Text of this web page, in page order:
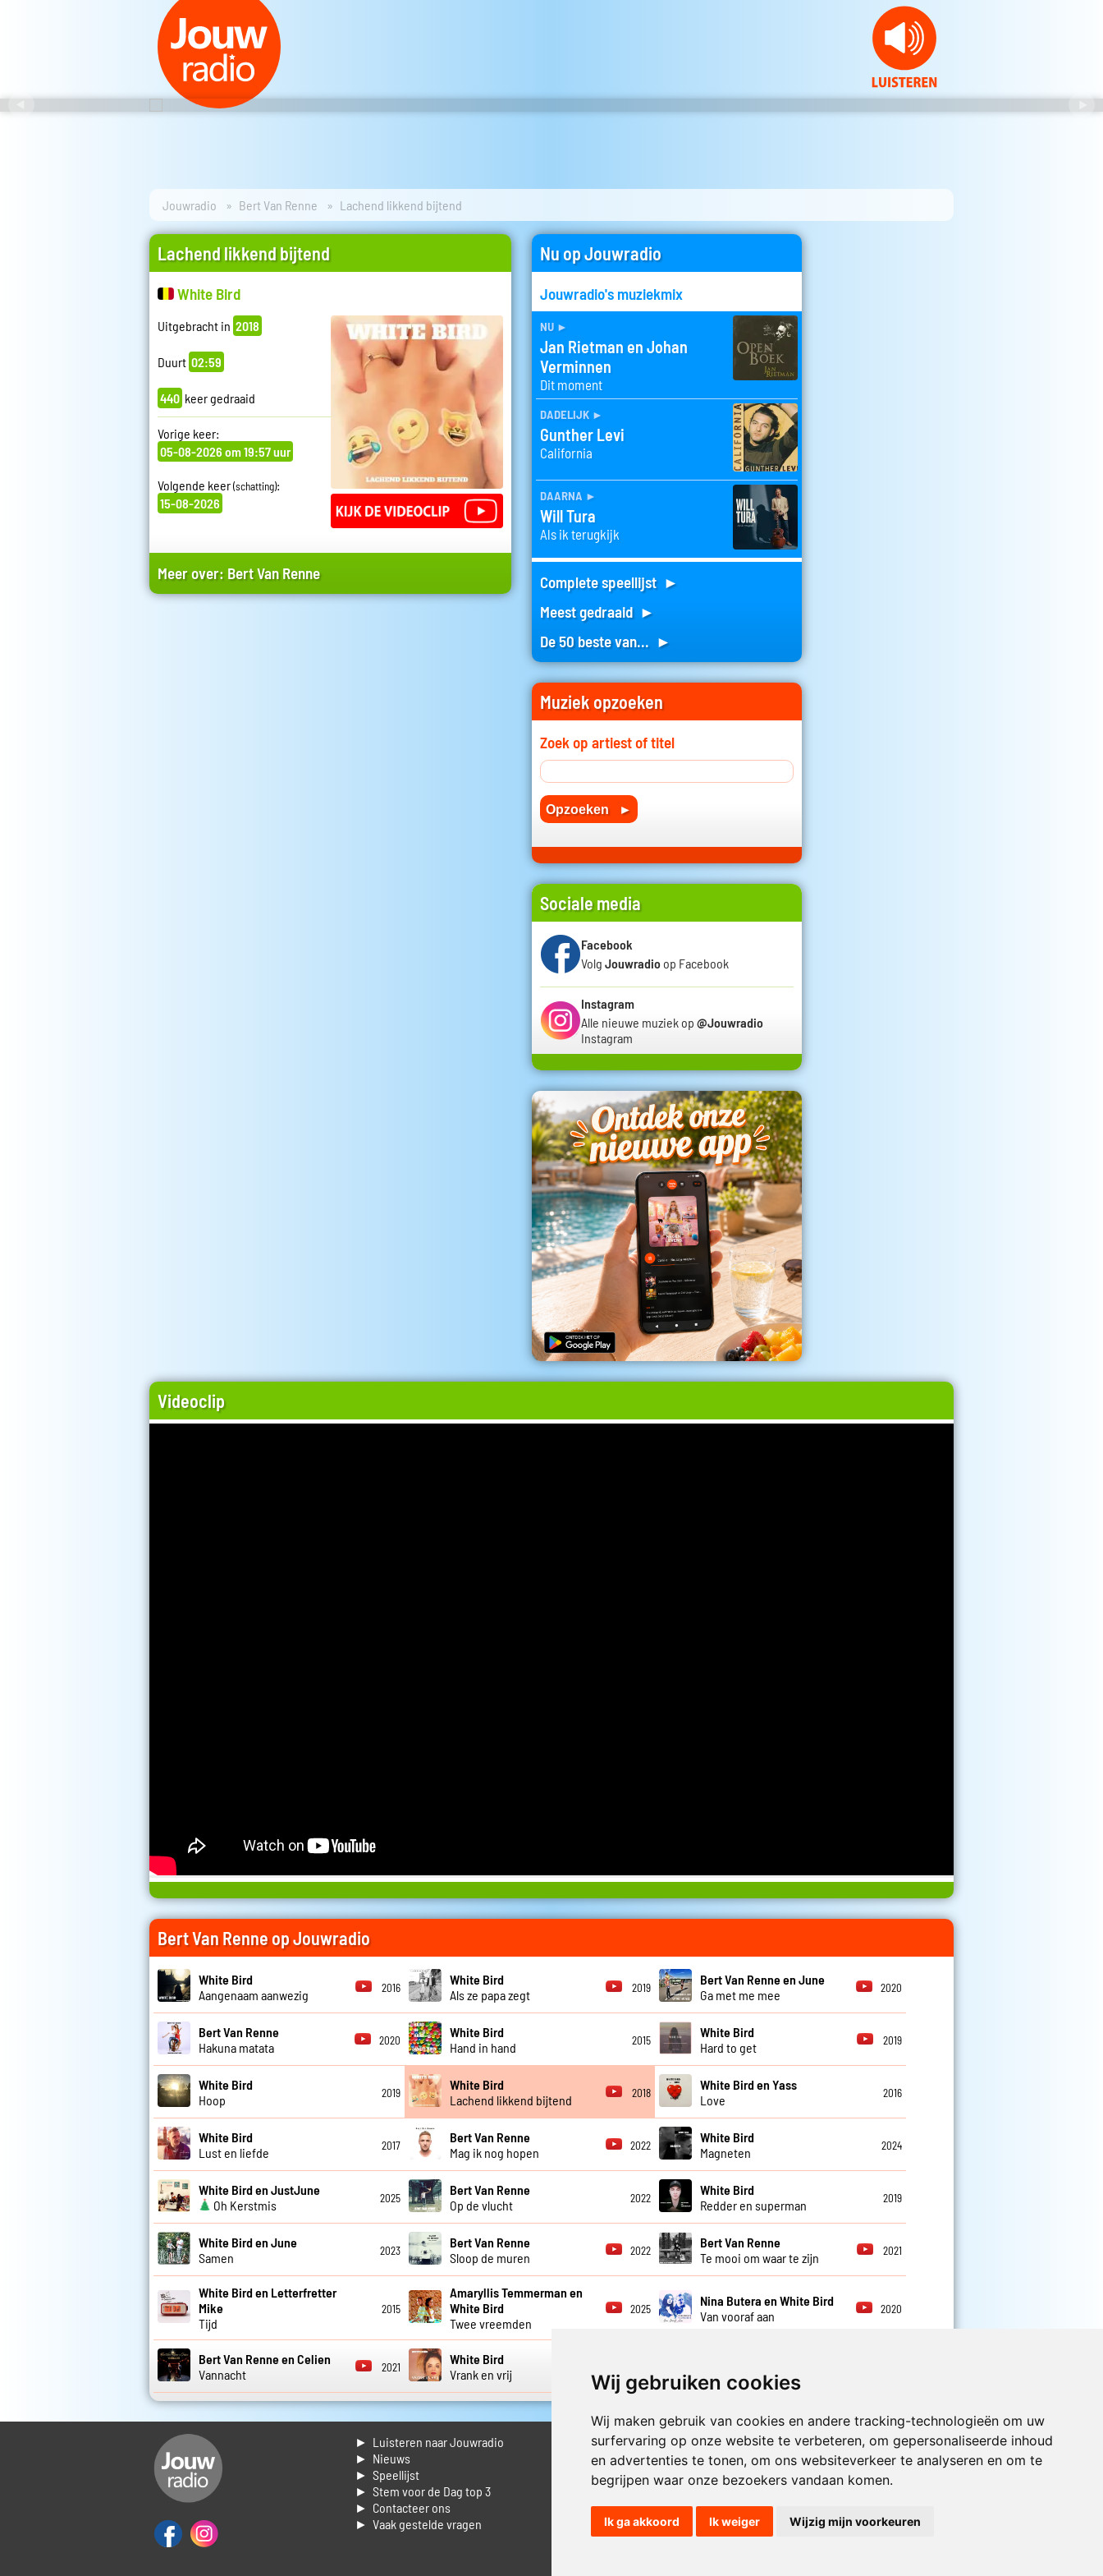
Wij gebruiken cookies
Wij maken gebruik van cookies en andere tracking-technologieën om uw
surfervaring op onze website te verbeteren, om gepersonaliseerde inhoud
en advertenties te tonen, om ons websiteverkeer te analyseren en om te
begrijpen waar onze bezoekers vandaan komen.
Ik ga akkoord Ik weiger Wijzig mijn voorkeuren
Jouwradio Bert Van Renne Lachend likkend bijtend
Lachend likkend bijtend
White Bird
Uitgebracht in 2018
Duurt 02:59
440 keer gedraaid
Vorige keer:
05-08-2026 om 19:57 uur
Volgende keer(schatting):
15-08-2026
Meer over: Bert Van Renne
Nu op Jouwradio
Jouwradio's muziekmix
nu ►
Jan Rietman en Johan
Verminnen
Dit moment
dadelijk ►
Gunther Levi
California
daarna ►
Will Tura
Als ik terugkijk
Complete speellijst ►
Meest gedraaid ►
De 50 beste van... ►
Muziek opzoeken
Zoek op artiest of titel
Sociale media
Facebook
Volg Jouwradio op Facebook
Instagram
Alle nieuwe muziek op @Jouwradio
Instagram
Videoclip
Bert Van Renne op Jouwradio
White Bird
Aangenaam aanwezig
2016
White Bird
Als ze papa zegt
2019
Bert Van Renne en June
Ga met me mee
2020
Bert Van Renne
Hakuna matata
2020
White Bird
Hand in hand
2015
White Bird
Hard to get
2019
White Bird
Hoop
2019
White Bird
Lachend likkend bijtend
2018
White Bird en Yass
Love
2016
White Bird
Lust en liefde
2017
Bert Van Renne
Mag ik nog hopen
2022
White Bird
Magneten
2024
White Bird en JustJune
Oh Kerstmis
2025
Bert Van Renne
Op de vlucht
2022
White Bird
Redder en superman
2019
White Bird en June
Samen
2023
Bert Van Renne
Sloop de muren
2022
Bert Van Renne
Te mooi om waar te zijn
2021
White Bird en Letterfretter
Mike
Tijd
2015
Amaryllis Temmerman en
White Bird
Twee vreemden
2025
Nina Butera en White Bird
Van vooraf aan
2020
Bert Van Renne en Celien
Vannacht
2021
White Bird
Vrank en vrij
► Luisteren naar Jouwradio
► Nieuws
► Speellijst
► Stem voor de Dag top 3
► Contacteer ons
► Vaak gestelde vragen
► Livestream informatie
► Muziek opzoeken
► Vlaamse 100 Aller tijden
► De 50 beste van...
► Adverteren op Jouwradio
► Cookie voorkeuren wijzigen
► Privacyinformatie
Luister nu naar Jouwradio! De beste
Nederlandstalige muziek uit de lage
landen hoor je hier al 20 jaar. In
of smartphone.